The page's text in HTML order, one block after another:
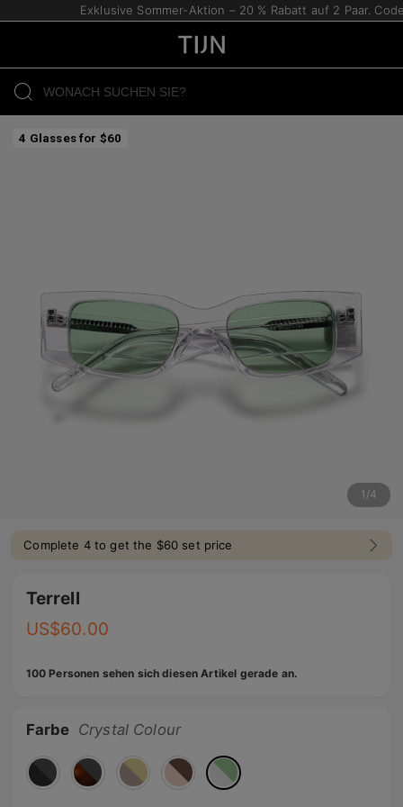
Exklusive Sommer-Aktion – 20 % Rabatt auf 2 Paar.
4 Glasses for $60
1 /4
Complete 4 to get the $60 set price
Terrell
US$60.00
100 Personen sehen sich diesen Artikel gerade an.
Farbe Crystal Colour